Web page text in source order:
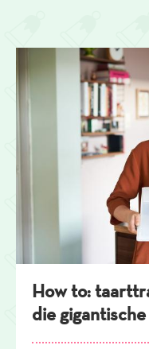
naar
inhoud
gaan
How to:
die